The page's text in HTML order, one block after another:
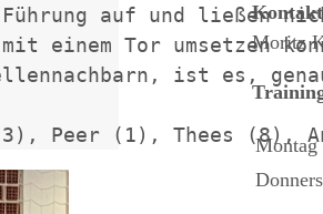
auf und ließen
einem Tor umsetzen
ist es,
Moritz
Montag